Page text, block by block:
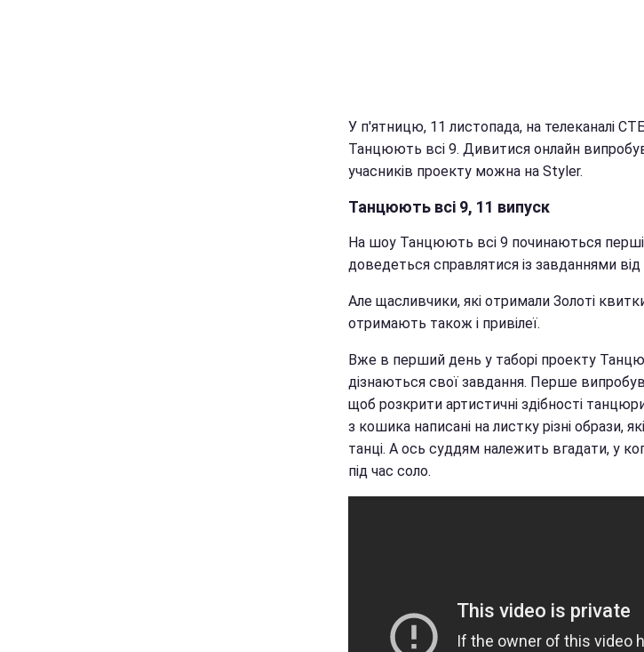
У п'ятницю, 11 листопада, на телеканалі
Танцюють всі 9. Дивитися онлайн
учасників проекту можна на Styler.
Танцюють всі 9, 11 випуск
На шоу Танцюють всі 9 починаються
доведеться справлятися із завданнями від
Але щасливчики, які отримали Золоті
отримають також і привілеї.
Вже в перший день у таборі проекту
дізнаються свої завдання. Перше
щоб розкрити артистичні здібності
з кошика написані на листку різні образи,
танці. А ось суддям належить вгадати, у
під час соло.